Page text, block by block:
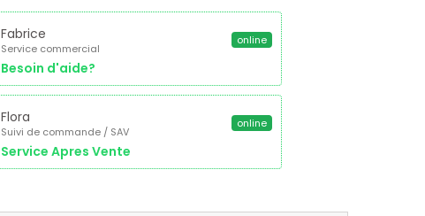
Fabrice
Service commercial
Besoin d'aide?
online
Flora
Suivi de commande / SAV
Service Apres Vente
online